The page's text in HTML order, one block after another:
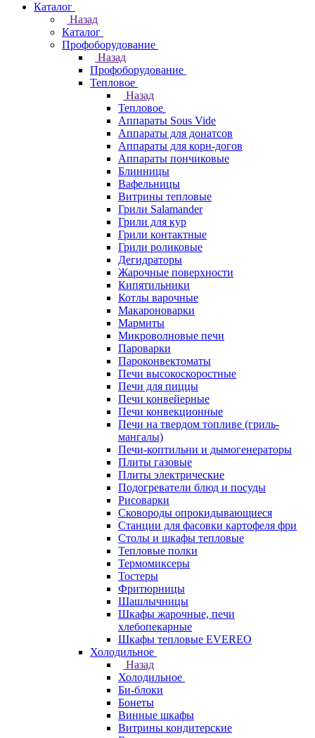
Каталог
Назад
Каталог
Профоборудование
Назад
Профоборудование
Тепловое
Назад
Тепловое
Аппараты Sous Vide
Аппараты для донатсов
Аппараты для корн-догов
Аппараты пончиковые
Блинницы
Вафельницы
Витрины тепловые
Грили Salamander
Грили для кур
Грили контактные
Грили роликовые
Дегидраторы
Жарочные поверхности
Кипятильники
Котлы варочные
Макароноварки
Мармиты
Микроволновые печи
Пароварки
Пароконвектоматы
Печи высокоскоростные
Печи для пиццы
Печи конвейерные
Печи конвекционные
Печи на твердом топливе (гриль-
мангалы)
Печи-коптильни и дымогенераторы
Плиты газовые
Плиты электрические
Подогреватели блюд и посуды
Рисоварки
Сковороды опрокидывающиеся
Станции для фасовки картофеля фри
Столы и шкафы тепловые
Тепловые полки
Термомиксеры
Тостеры
Фритюрницы
Шашлычницы
Шкафы жарочные, печи
хлебопекарные
Шкафы тепловые EVEREO
Холодильное
Назад
Холодильное
Би-блоки
Бонеты
Винные шкафы
Витрины кондитерские